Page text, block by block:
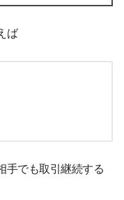
ば
手でも取引継続する